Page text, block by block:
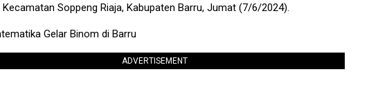
Kecamatan Soppeng Riaja, Kabupaten Barru, Jumat (7/6/2024).
Gelar Binom di Barru
ADVERTISEMENT